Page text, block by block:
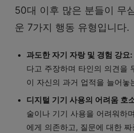
50대 이후 많은 분들이 무
운 7가지 행동 유형입니다.
과도한 자기 자랑 및 경험 강요:
다고 주장하며 타인의 의견을
이 자신의 과거 업적을 늘어놓
디지털 기기 사용의 어려움 호
술이나 기기 사용을 어려워하
에게 의존하고, 질문에 대한